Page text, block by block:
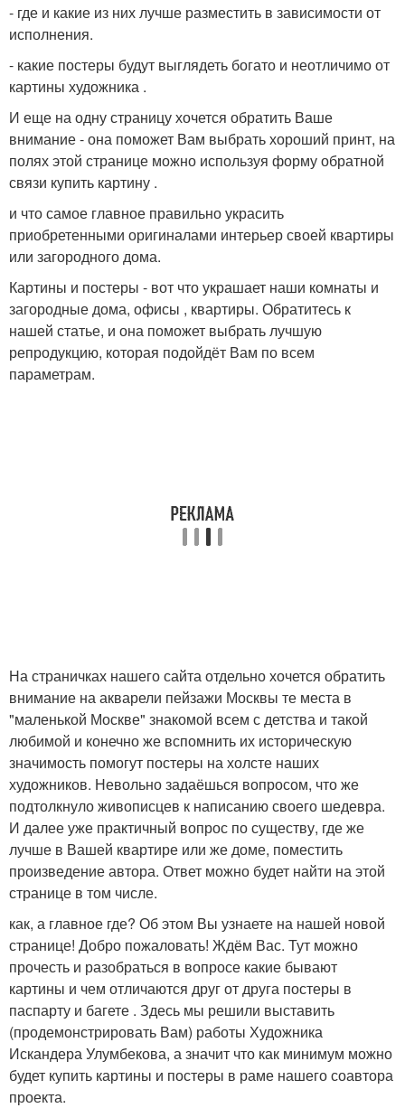
- где и какие из них лучше разместить в зависимости от
исполнения.
- какие постеры будут выглядеть богато и неотличимо от
картины художника .
И еще на одну страницу хочется обратить Ваше
внимание - она поможет Вам выбрать хороший принт, на
полях этой странице можно используя форму обратной
связи купить картину .
и что самое главное правильно украсить
приобретенными оригиналами интерьер своей квартиры
или загородного дома.
Картины и постеры - вот что украшает наши комнаты и
загородные дома, офисы , квартиры. Обратитесь к
нашей статье, и она поможет выбрать лучшую
репродукцию, которая подойдёт Вам по всем
параметрам.
На страничках нашего сайта отдельно хочется обратить
внимание на акварели пейзажи Москвы те места в
"маленькой Москве" знакомой всем с детства и такой
любимой и конечно же вспомнить их историческую
значимость помогут постеры на холсте наших
художников. Невольно задаёшься вопросом, что же
подтолкнуло живописцев к написанию своего шедевра.
И далее уже практичный вопрос по существу, где же
лучше в Вашей квартире или же доме, поместить
произведение автора. Ответ можно будет найти на этой
странице в том числе.
как, а главное где? Об этом Вы узнаете на нашей новой
странице! Добро пожаловать! Ждём Вас. Тут можно
прочесть и разобраться в вопросе какие бывают
картины и чем отличаются друг от друга постеры в
паспарту и багете . Здесь мы решили выставить
(продемонстрировать Вам) работы Художника
Искандера Улумбекова, а значит что как минимум можно
будет купить картины и постеры в раме нашего соавтора
проекта.